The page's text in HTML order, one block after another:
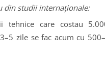
din studii internaționale:
tehnice care costau
zile se fac acum cu